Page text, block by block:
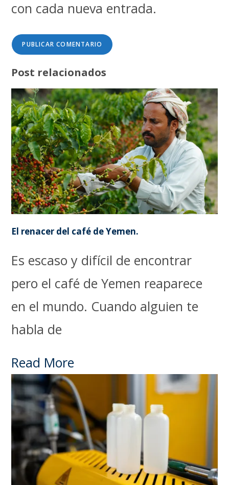
con cada nueva entrada.
Post relacionados
El renacer del café de Yemen.
Es escaso y difícil de encontrar
pero el café de Yemen reaparece
en el mundo. Cuando alguien te
habla de
Read More